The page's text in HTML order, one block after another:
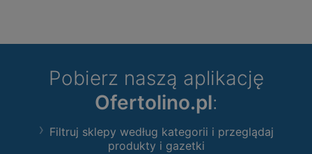
Pobierz naszą aplikację
Ofertolino.pl:
Filtruj sklepy według kategorii i przeglądaj
produkty i gazetki